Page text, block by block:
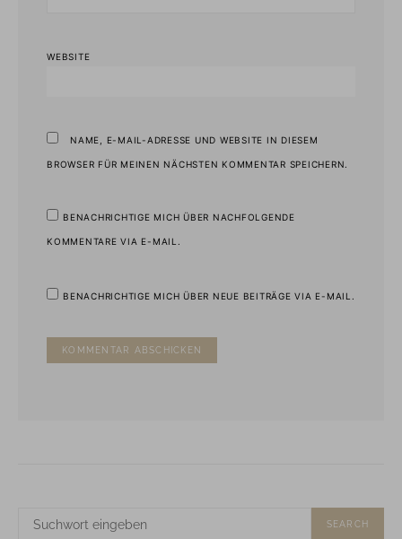
WEBSITE
NAME, E-MAIL-ADRESSE UND WEBSITE IN DIESEM
BROWSER FÜR MEINEN NÄCHSTEN KOMMENTAR SPEICHERN.
BENACHRICHTIGE MICH ÜBER NACHFOLGENDE
KOMMENTARE VIA E-MAIL.
BENACHRICHTIGE MICH ÜBER NEUE BEITRÄGE VIA E-MAIL.
SUCHE
SEARCH